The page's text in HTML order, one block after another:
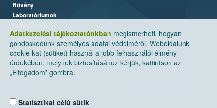
Adatkezelési tájékoztatónkban megismerheti, hogyan
gondoskodunk személyes adatai védelméről. Weboldalunk
cookie-kat (sütiket) használ a jobb felhasználói élmény
érdekében, melynek biztosításához kérjük, kattintson az
„Elfogadom” gombra.
Statisztikai célú sütik
Növény
Laboratóriumok